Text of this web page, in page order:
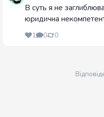
В суть я не
юридична
1 0 0